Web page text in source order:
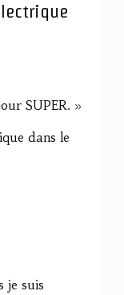
SUPER. »
dans le
je suis